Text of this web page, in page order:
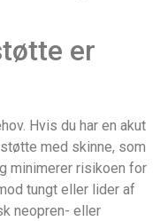
er
Hvis du har en akut
med skinne, som
minimerer risikoen for
tungt eller lider af
neopren- eller